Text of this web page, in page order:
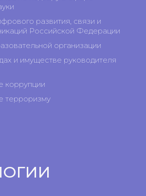
развития, связи и
Российской Федерации
организации
и имуществе руководителя
коррупции
терроризму